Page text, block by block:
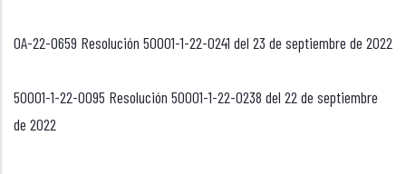
OA-22-0659 Resolución 50001-1-22-0241 del 23 de septiembre de 2022
50001-1-22-0095 Resolución 50001-1-22-0238 del 22 de septiembre
de 2022